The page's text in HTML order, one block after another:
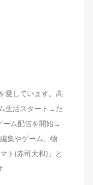
愛しています。高
生活スタート→た
ーム配信を開始→
集やゲーム、物
ト(赤司大和)」と